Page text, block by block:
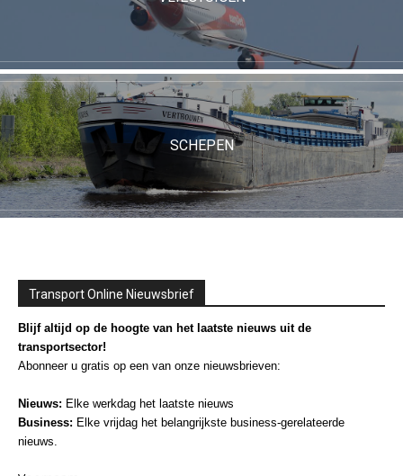
SCHEPEN
Transport Online Nieuwsbrief
Blijf altijd op de hoogte van het laatste nieuws uit de
transportsector!
Abonneer u gratis op een van onze nieuwsbrieven:
Nieuws: Elke werkdag het laatste nieuws
Business: Elke vrijdag het belangrijkste business-gerelateerde
nieuws.